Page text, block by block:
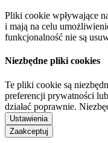
Pliki cookie wpływające
i mają na celu
funkcjonalność nie są
Niezbędne pliki cookies
Te pliki cookie są
preferencji prywatności
działać poprawnie.
Ustawienia
Zaakceptuj